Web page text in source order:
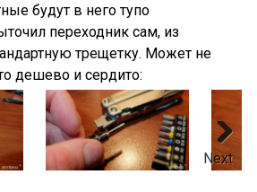
будут в него тупо
переходник сам, из
трещетку. Может не
дешево и сердито:
Next